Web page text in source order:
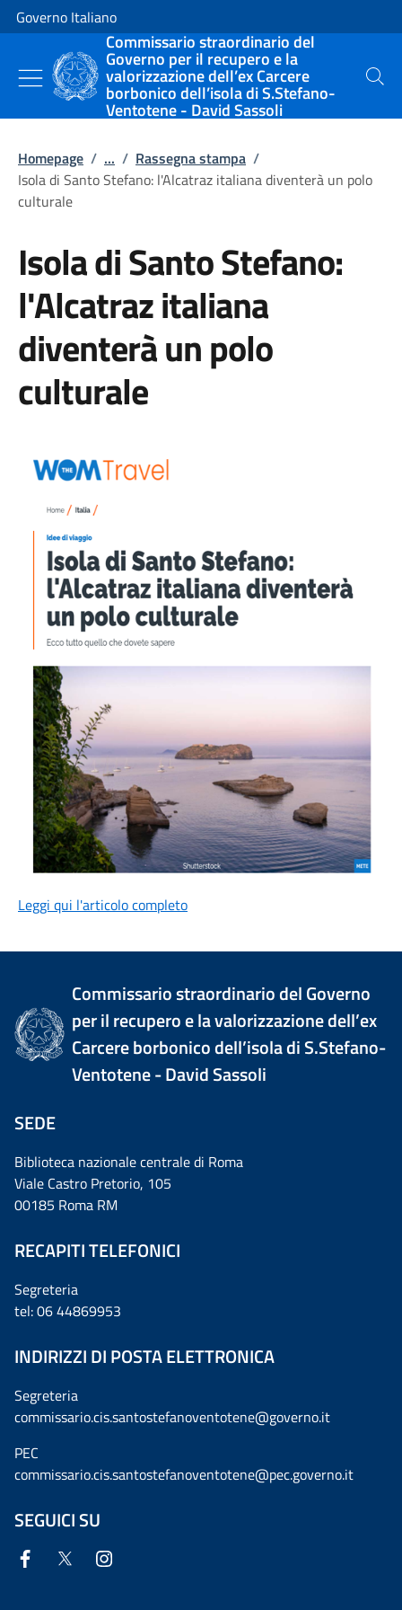
Vai al contenuto
Vai alla navigazione del sito
Governo Italiano
Commissario straordinario del
Governo per il recupero e la
valorizzazione dell’ex Carcere
borbonico dell’isola di S.Stefano-
Ventotene - David Sassoli
Cerca
Homepage / ... / Rassegna stampa /
Isola di Santo Stefano: l'Alcatraz italiana diventerà un polo
culturale
Isola di Santo Stefano:
l'Alcatraz italiana
diventerà un polo
culturale
Leggi qui l'articolo completo
Commissario straordinario del Governo
per il recupero e la valorizzazione dell’ex
Carcere borbonico dell’isola di S.Stefano-
Ventotene - David Sassoli
SEDE
Biblioteca nazionale centrale di Roma
Viale Castro Pretorio, 105
00185 Roma RM
RECAPITI TELEFONICI
Segreteria
tel: 06 44869953
INDIRIZZI DI POSTA ELETTRONICA
Segreteria
commissario.cis.santostefanoventotene@governo.it
PEC
commissario.cis.santostefanoventotene@pec.governo.it
SEGUICI SU